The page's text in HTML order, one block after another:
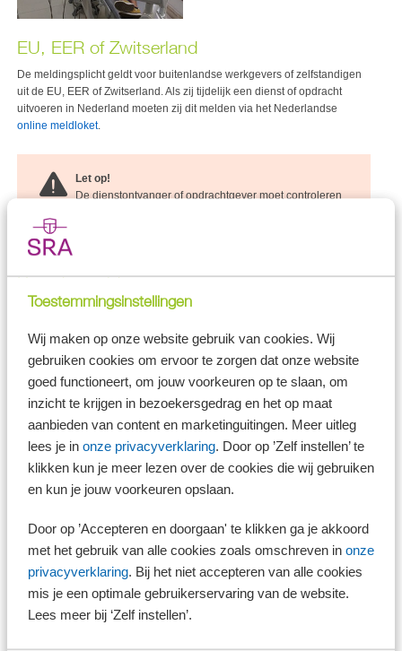
Toestemmingsinstellingen
Wij maken op onze website gebruik van cookies. Wij
gebruiken cookies om ervoor te zorgen dat onze website
goed functioneert, om jouw voorkeuren op te slaan, om
inzicht te krijgen in bezoekersgedrag en het op maat
aanbieden van content en marketinguitingen. Meer uitleg
lees je in onze privacyverklaring. Door op ’Zelf instellen’ te
klikken kun je meer lezen over de cookies die wij gebruiken
en kun je jouw voorkeuren opslaan.
Door op ’Accepteren en doorgaan' te klikken ga je akkoord
met het gebruik van alle cookies zoals omschreven in onze
privacyverklaring. Bij het niet accepteren van alle cookies
mis je een optimale gebruikerservaring van de website.
Lees meer bij ‘Zelf instellen’.
EU, EER of Zwitserland
De meldingsplicht geldt voor buitenlandse werkgevers of zelfstandigen
uit de EU, EER of Zwitserland. Als zij tijdelijk een dienst of opdracht
uitvoeren in Nederland moeten zij dit melden via het Nederlandse
online meldloket.
Let op!
De dienstontvanger of opdrachtgever moet controleren
Dienstverrichter
De dienstverrichter voor wie de meldplicht geldt, is een buitenlandse
in Nederland met eigen werknemers een dienst of opdracht komt
uitvoeren, of
een vestiging van hetzelfde bedrijf of concern in Nederland, of
als buitenlandse uitzendondernemer uitzendkrachten ter beschikking
stelt voor werkzaamheden in Nederland.
Zelfstandige
voedingsindustrie, metaal, zorg, glazenwasserij en land- en tuinbouw.
Meer informatie hierover vindt u op de websitepostedworkers.nlop de
paginazelfstandigen.
Tip!